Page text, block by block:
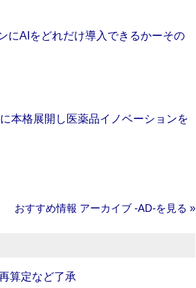
にAIをどれだけ導入できるかーその
本格展開し医薬品イノベーションを
おすすめ情報 アーカイブ ‐AD‐を見る »
算定など了承